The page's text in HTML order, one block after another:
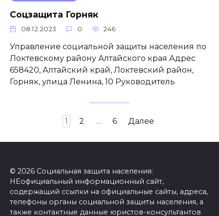
Соцзащита Горняк
08.12.2023 0 246
Управление социальной защиты населения по
Локтевскому району Алтайского края Адрес
658420, Алтайский край, Локтевский район,
Горняк, улица Ленина, 10 Руководитель
1 2 … 6 Далее
© 2026 Социальная защита населения:
НЕофициальный информационный сайт,
содержащий ссылки на официальные сайты, адреса,
телефоны органы социальной защиты населения, а
также контактные данные юристов-консультантов